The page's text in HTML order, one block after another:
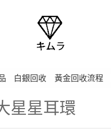
白銀回收 黃金回收流程
星星耳環